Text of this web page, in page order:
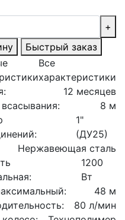
Все
характеристики
12 месяцев
8 м
1"
(ДУ25)
Нержавеющая сталь
1200
Вт
48 м
80 л/мин
+
Быстрый заказ